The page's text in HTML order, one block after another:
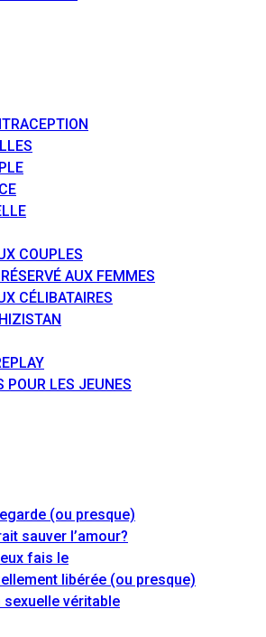
COUPLES
AUX FEMMES
CÉLIBATAIRES
POUR LES JEUNES
(ou presque)
sauver l’amour?
fais le
libérée (ou presque)
véritable